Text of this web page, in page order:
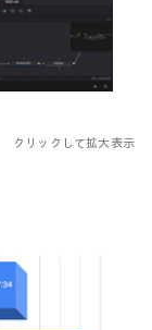
クリックして拡大表示